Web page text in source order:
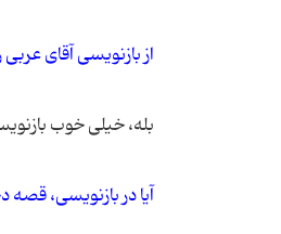
از بازنویسی آقای
بله، خیلی خوب
آیا در بازنویسی،